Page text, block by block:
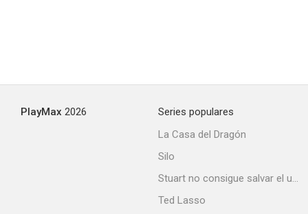
PlayMax 2026
Series populares
La Casa del Dragón
Silo
Stuart no consigue salvar el universo
Ted Lasso